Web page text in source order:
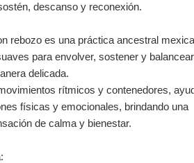
descanso y reconexión.
rebozo es una práctica ancestral
para envolver, sostener y
delicada.
rítmicos y contenedores,
físicas y emocionales, brindando una
de calma y bienestar.